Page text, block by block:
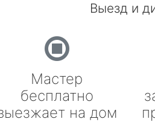
Выезд и
Мастер
бесплатно
на дом